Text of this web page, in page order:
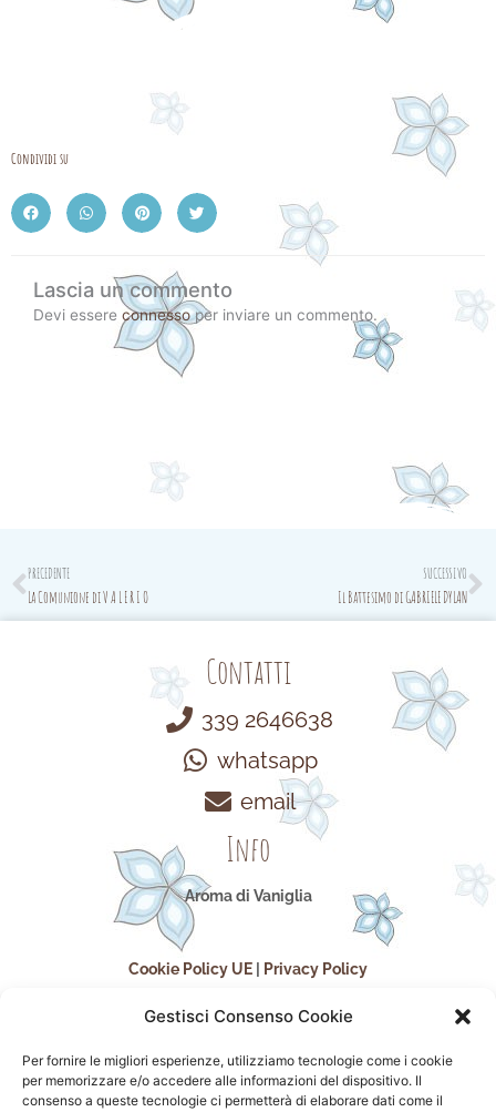
Gestisci Consenso Cookie
Per fornire le migliori esperienze, utilizziamo tecnologie come i cookie
per memorizzare e/o accedere alle informazioni del dispositivo. Il
consenso a queste tecnologie ci permetterà di elaborare dati come il
Condividi su
Lascia un commento
Devi essere connessoper inviare un commento.
Prev
PRECEDENTE
La Comunione di V A L E R I O
SUCCESSIVO
Il Battesimo di GABRIELE DYLAN
Contatti
339 2646638
whatsapp
email
Info
Aroma di Vaniglia
Cookie Policy UE Privacy Policy